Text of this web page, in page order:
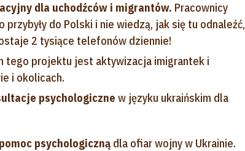
dla uchodźców i migrantów. Pracownicy
do Polski i nie wiedzą, jak się tu odnaleźć,
2 tysiące telefonów dziennie!
tego projektu jest aktywizacja imigrantek i
i okolicach.
psychologiczne w języku ukraińskim dla
pomoc psychologiczną dla ofiar wojny w Ukrainie.